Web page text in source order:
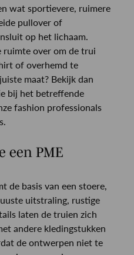
wat sportievere, ruimere
pullover of
op het lichaam.
over om de trui
of overhemd te
maat? Bekijk dan
bij het betreffende
fashion professionals
een PME
de basis van een stoere,
uitstraling, rustige
laten de truien zich
andere kledingstukken
de ontwerpen niet te